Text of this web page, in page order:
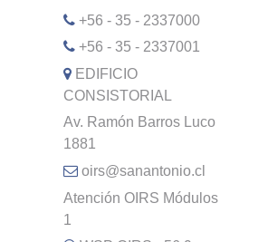
+56 - 35 - 2337000
+56 - 35 - 2337001
EDIFICIO
CONSISTORIAL
Av. Ramón Barros Luco
1881
oirs@sanantonio.cl
Atención OIRS Módulos
1